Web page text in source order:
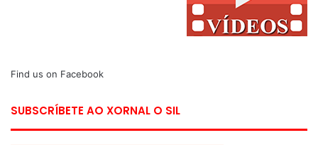
Find us on Facebook
SUBSCRÍBETE AO XORNAL O SIL